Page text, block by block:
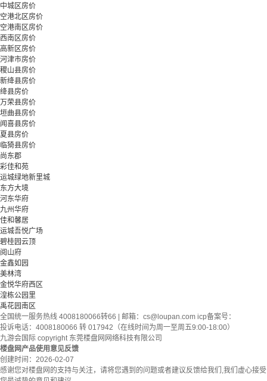
中城区房价
空港北区房价
空港南区房价
西南区房价
高新区房价
河津市房价
稷山县房价
新绛县房价
绛县房价
万荣县房价
垣曲县房价
闻喜县房价
夏县房价
临猗县房价
尚东郡
彩佳和苑
运城绿地新里城
东方大境
河东华府
九州华府
佳和馨居
运城吾悦广场
碧桂园云顶
阅山府
金鑫如园
美林湾
金悦华府西区
湟栋公园里
禹花园南区
全国统一服务热线 4008180066转66 | 邮箱： cs@loupan.com icp备案号：
投诉电话：4008180066 转 017942（在线时间为周一至周五9:00-18:00）
九游会国际 copyright 东莞楼盘网网络科技有限公司
楼盘网产品使用意见反馈
创建时间： 2026-02-07
感谢您对楼盘网的支持与关注，请将您遇到的问题或者建议反馈给我们,我们虚心接受